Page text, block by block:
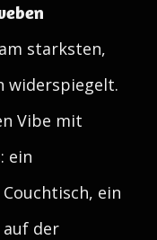
starksten,
widerspiegelt.
Vibe mit
ein
ein
der